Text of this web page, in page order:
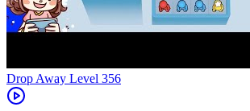
Level 356